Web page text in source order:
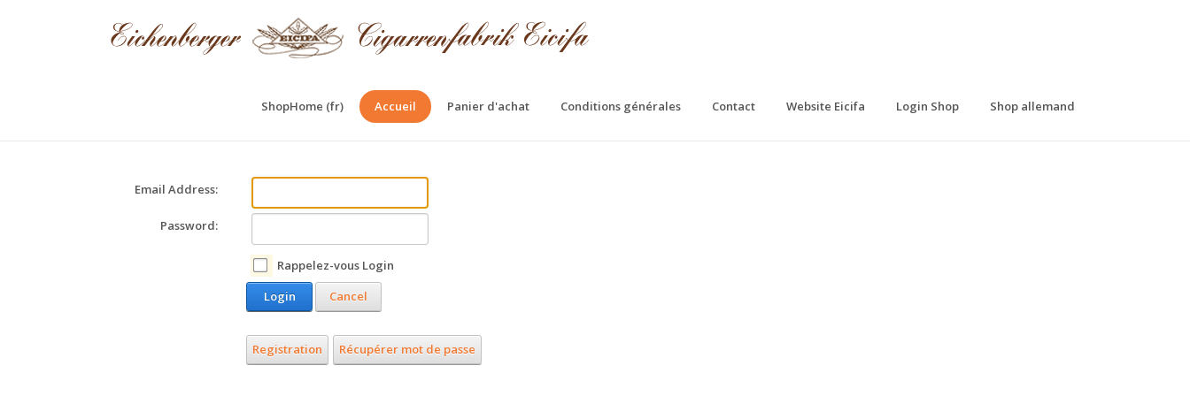
ShopHome (fr) Accueil Panier d'achat Conditions générales Contact Website Eicifa Login Shop Shop allemand
Email Address:
Password:
Rappelez-vous Login
Login
Cancel
Registration Récupérer mot de passe